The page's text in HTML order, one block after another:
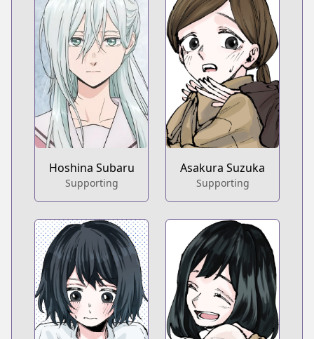
Asakura Suzuka
Supporting
Hoshina Subaru
Supporting